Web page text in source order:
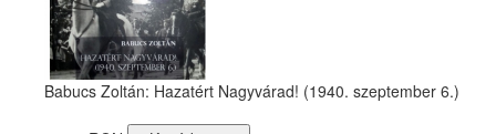
Babucs Zoltán: Hazatért Nagyvárad! (1940. szeptember 6.)